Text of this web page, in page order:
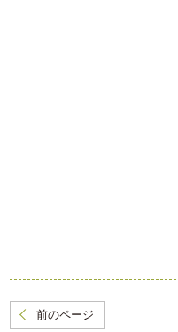
前のページ